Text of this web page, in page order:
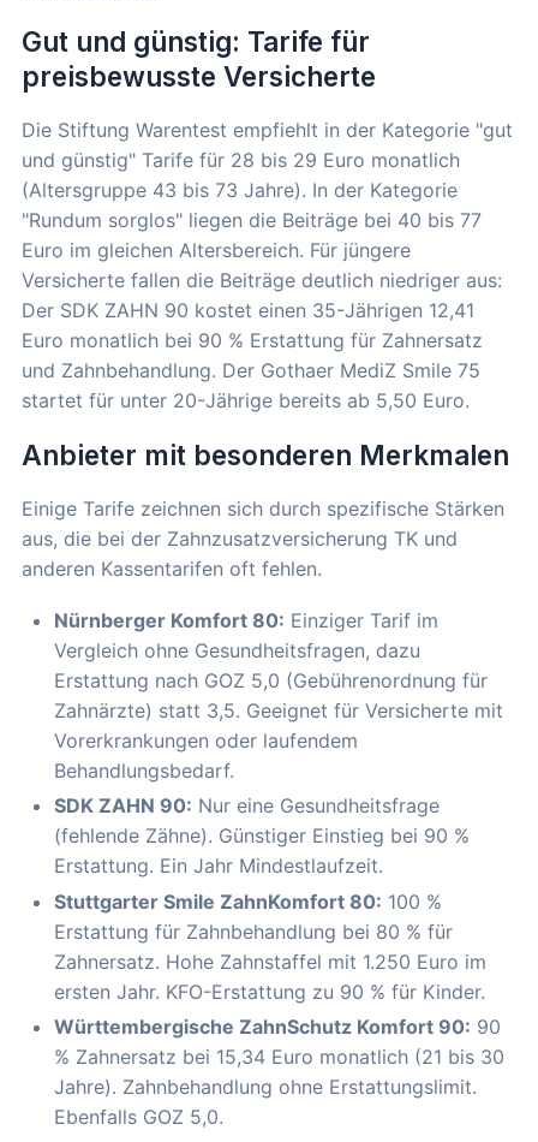
Gut und günstig: Tarife für
preisbewusste Versicherte
Die Stiftung Warentest empfiehlt in der Kategorie "gut
und günstig" Tarife für 28 bis 29 Euro monatlich
(Altersgruppe 43 bis 73 Jahre). In der Kategorie
"Rundum sorglos" liegen die Beiträge bei 40 bis 77
Euro im gleichen Altersbereich. Für jüngere
Versicherte fallen die Beiträge deutlich niedriger aus:
Der SDK ZAHN 90 kostet einen 35-Jährigen 12,41
Euro monatlich bei 90 % Erstattung für Zahnersatz
und Zahnbehandlung. Der Gothaer MediZ Smile 75
startet für unter 20-Jährige bereits ab 5,50 Euro.
Anbieter mit besonderen Merkmalen
Einige Tarife zeichnen sich durch spezifische Stärken
aus, die bei der Zahnzusatzversicherung TK und
anderen Kassentarifen oft fehlen.
Nürnberger Komfort 80: Einziger Tarif im
Vergleich ohne Gesundheitsfragen, dazu
Erstattung nach GOZ 5,0 (Gebührenordnung für
Zahnärzte) statt 3,5. Geeignet für Versicherte mit
Vorerkrankungen oder laufendem
Behandlungsbedarf.
SDK ZAHN 90: Nur eine Gesundheitsfrage
(fehlende Zähne). Günstiger Einstieg bei 90 %
Erstattung. Ein Jahr Mindestlaufzeit.
Stuttgarter Smile ZahnKomfort 80: 100 %
Erstattung für Zahnbehandlung bei 80 % für
Zahnersatz. Hohe Zahnstaffel mit 1.250 Euro im
ersten Jahr. KFO-Erstattung zu 90 % für Kinder.
Württembergische ZahnSchutz Komfort 90: 90
% Zahnersatz bei 15,34 Euro monatlich (21 bis 30
Jahre). Zahnbehandlung ohne Erstattungslimit.
Ebenfalls GOZ 5,0.